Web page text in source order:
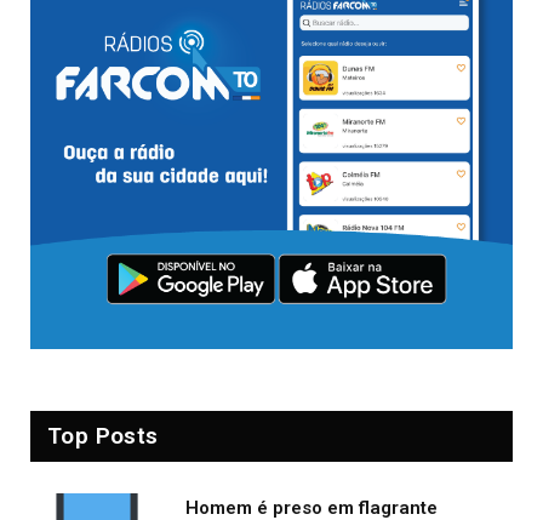
Top Posts
Homem é preso em flagrante